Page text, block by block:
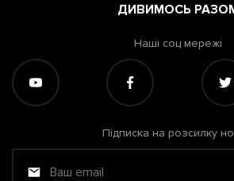
ДИВИМОСЬ
Наші соц мережі
Підписка на розсилку